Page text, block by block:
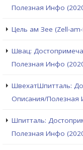
Полезная Инфо
Цель ам Зее (Zell-am-
Швац:
Полезная Инфо
ШвехатШпитталь:
Описания/Полезная
Шпитталь:
Полезная Инфо